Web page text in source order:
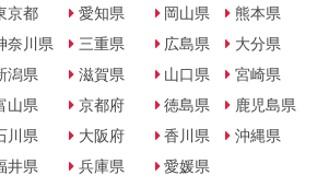
京都
奈川県
潟県
山県
川県
井県
愛知県
三重県
滋賀県
京都府
大阪府
兵庫県
岡山県
広島県
山口県
徳島県
香川県
愛媛県
熊本県
大分県
宮崎県
鹿児島県
沖縄県